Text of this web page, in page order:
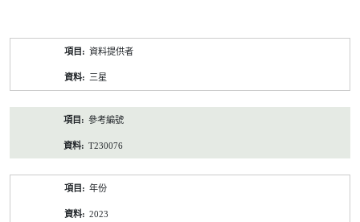
資料提供者
三星
參考編號
T230076
年份
2023